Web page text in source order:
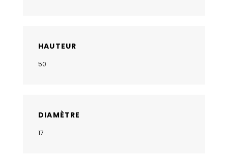
HAUTEUR
50
DIAMÈTRE
17